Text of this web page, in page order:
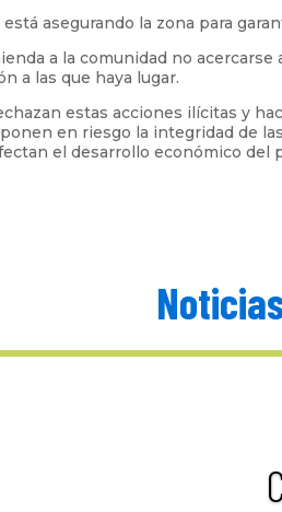
asegurando la zona para
a la comunidad no
a las que haya lugar.
estas acciones ilícitas y
en riesgo la integridad de
el desarrollo económico del